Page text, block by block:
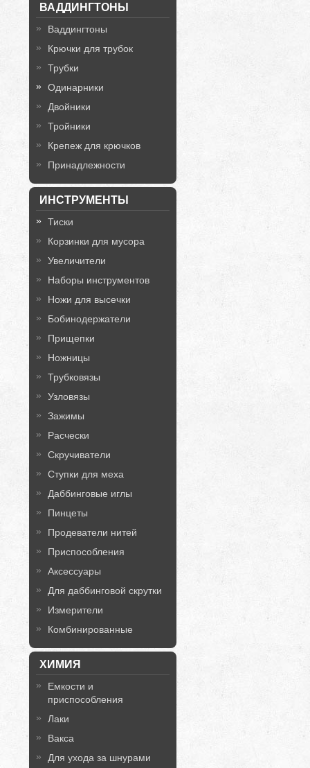
ВАДДИНГТОНЫ
Ваддингтоны
Крючки для трубок
Трубки
Одинарники
Двойники
Тройники
Крепеж для крючков
Принадлежности
ИНСТРУМЕНТЫ
Тиски
Корзинки для мусора
Увеличители
Наборы инструментов
Ножи для высечки
Бобинодержатели
Прищепки
Ножницы
Трубковязы
Узловязы
Зажимы
Расчески
Скручиватели
Ступки для меха
Даббинговые иглы
Пинцеты
Продеватели нитей
Приспособления
Аксессуары
Для даббинговой скрутки
Измерители
Комбинированные
ХИМИЯ
Емкости и
приспособления
Лаки
Вакса
Для ухода за шнурами